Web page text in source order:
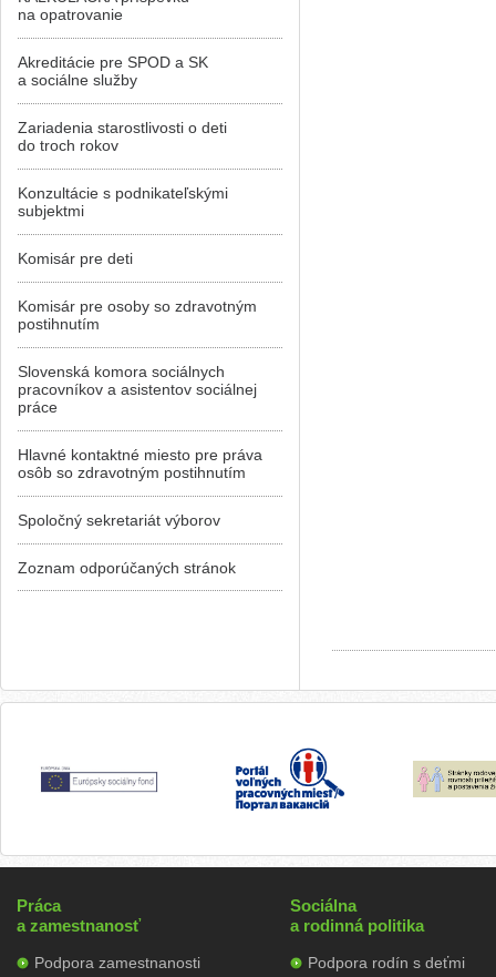
na opatrovanie
Akreditácie pre SPOD a SK
a sociálne služby
Zariadenia starostlivosti o deti
do troch rokov
Konzultácie s podnikateľskými
subjektmi
Komisár pre deti
Komisár pre osoby so zdravotným
postihnutím
Slovenská komora sociálnych
pracovníkov a asistentov sociálnej
práce
Hlavné kontaktné miesto pre práva
osôb so zdravotným postihnutím
Spoločný sekretariát výborov
Zoznam odporúčaných stránok
Práca
a zamestnanosť
Podpora zamestnanosti
Sociálna
a rodinná politika
Podpora rodín s deťmi